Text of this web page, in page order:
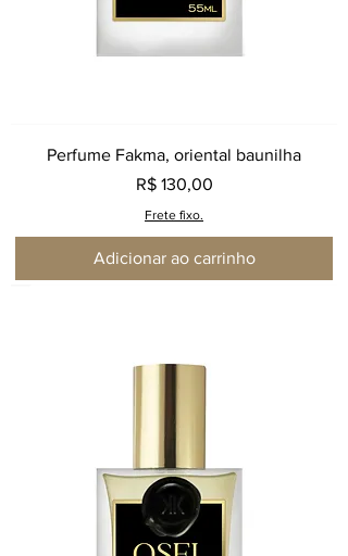
Perfume Fakma, oriental baunilha
Preço
R$ 130,00
Frete fixo.
Adicionar ao carrinho